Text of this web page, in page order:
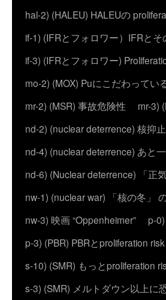
hal-2) (HALEU) HALEUの
if-1) (IFRとフォロワー）IFRと
if-3) (IFRとフォロワー)
mo-2) (MOX) Puにこだわってい
mr-2) (MSR) 事故危険性
mr-3)
nd-2) (nuclear deterrence) 核抑
nd-4) (nuclear deterrence) あと
nd-6) (Nuclear deterrence) 「正
nw-1) (nuclear war) 「核の冬」
nw-3) 映画 “Oppenheimer”
p-
p-3) (PBR) PBRとproliferation risk
s-10) (SMR) もっとproliferation
s-3) (SMR) メルトダウン以上に